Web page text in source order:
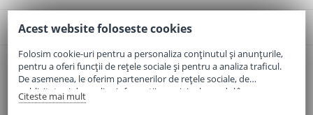
CONTACT
Email:office@elaptepraf.ro
Telefon:0745-964-449
Adresa:Sos. Borsului, Nr. 20, Oradea, Jud. Bihor
Acest website foloseste cookies
Folosim cookie-uri pentru a personaliza conținutul și anunțurile,
pentru a oferi funcții de rețele sociale și pentru a analiza traficul.
De asemenea, le oferim partenerilor de rețele sociale, de
publicitate și de analize informații cu privire la modul în care
folosiți site-ul nostru. Aceștia le pot combina cu alte informații
Citeste mai mult